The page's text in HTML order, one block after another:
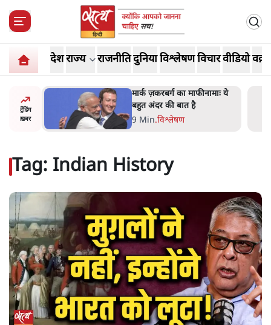
देशराज्य राजनीतिदुनियाविश्लेषणविचारवीडियो
ट्रेंडिंग
ख़बर
भागवत
मार्क ज़करबर्ग का माफीनामाः ये
बहुत अंदर की बात है
9 Min.विश्लेषण
Tag: Indian History